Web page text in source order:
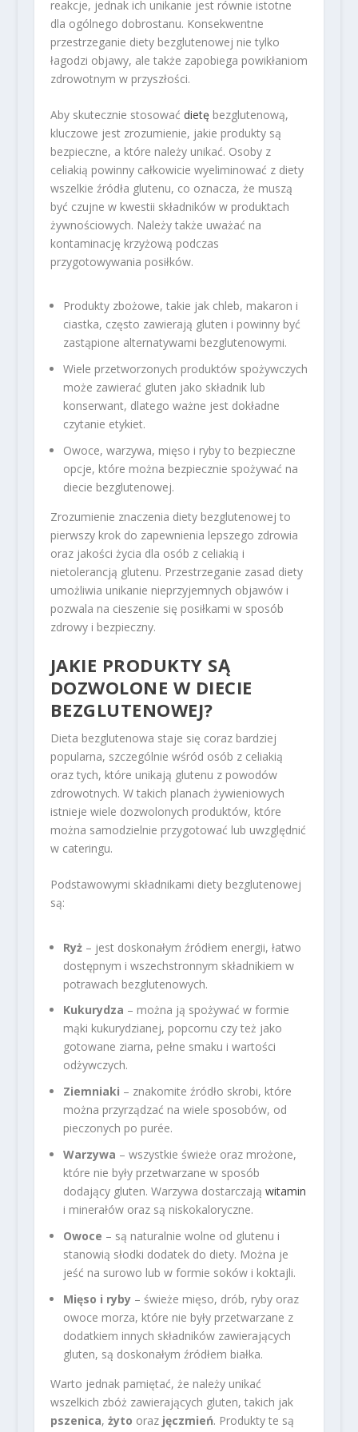
reakcje, jednak ich unikanie jest równie istotne
dla ogólnego dobrostanu. Konsekwentne
przestrzeganie diety bezglutenowej nie tylko
łagodzi objawy, ale także zapobiega powikłaniom
zdrowotnym w przyszłości.
Aby skutecznie stosować dietę bezglutenową,
kluczowe jest zrozumienie, jakie produkty są
bezpieczne, a które należy unikać. Osoby z
celiakią powinny całkowicie wyeliminować z diety
wszelkie źródła glutenu, co oznacza, że muszą
być czujne w kwestii składników w produktach
żywnościowych. Należy także uważać na
kontaminację krzyżową podczas
przygotowywania posiłków.
Produkty zbożowe, takie jak chleb, makaron i
ciastka, często zawierają gluten i powinny być
zastąpione alternatywami bezglutenowymi.
Wiele przetworzonych produktów spożywczych
może zawierać gluten jako składnik lub
konserwant, dlatego ważne jest dokładne
czytanie etykiet.
Owoce, warzywa, mięso i ryby to bezpieczne
opcje, które można bezpiecznie spożywać na
diecie bezglutenowej.
Zrozumienie znaczenia diety bezglutenowej to
pierwszy krok do zapewnienia lepszego zdrowia
oraz jakości życia dla osób z celiakią i
nietolerancją glutenu. Przestrzeganie zasad diety
umożliwia unikanie nieprzyjemnych objawów i
pozwala na cieszenie się posiłkami w sposób
zdrowy i bezpieczny.
JAKIE PRODUKTY SĄ
DOZWOLONE W DIECIE
BEZGLUTENOWEJ?
Dieta bezglutenowa staje się coraz bardziej
popularna, szczególnie wśród osób z celiakią
oraz tych, które unikają glutenu z powodów
zdrowotnych. W takich planach żywieniowych
istnieje wiele dozwolonych produktów, które
można samodzielnie przygotować lub uwzględnić
w cateringu.
Podstawowymi składnikami diety bezglutenowej
są:
Ryż– jest doskonałym źródłem energii, łatwo
dostępnym i wszechstronnym składnikiem w
potrawach bezglutenowych.
Kukurydza – można ją spożywać w formie
mąki kukurydzianej, popcornu czy też jako
gotowane ziarna, pełne smaku i wartości
odżywczych.
Ziemniaki – znakomite źródło skrobi, które
można przyrządzać na wiele sposobów, od
pieczonych po purée.
Warzywa – wszystkie świeże oraz mrożone,
które nie były przetwarzane w sposób
dodający gluten. Warzywa dostarczają witamin
i minerałów oraz są niskokaloryczne.
Owoce – są naturalnie wolne od glutenu i
stanowią słodki dodatek do diety. Można je
jeść na surowo lub w formie soków i koktajli.
Mięso i ryby– świeże mięso, drób, ryby oraz
owoce morza, które nie były przetwarzane z
dodatkiem innych składników zawierających
gluten, są doskonałym źródłem białka.
Warto jednak pamiętać, że należy unikać
wszelkich zbóż zawierających gluten, takich jak
pszenica, żyto oraz jęczmień. Produkty te są